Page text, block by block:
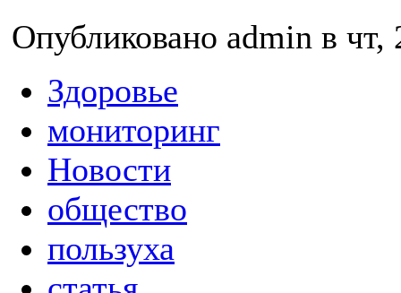
Опубликовано admin в
Здоровье
мониторинг
Новости
общество
пользуха